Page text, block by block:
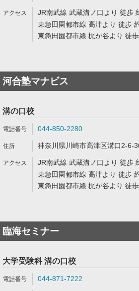
JR南武線 武蔵溝ノ口より 徒歩
東急田園都市線 高津より 徒歩
東急田園都市線 梶が谷より 徒
河合塾マナビス
溝の口校
044-850-2280
神奈川県川崎市高津区溝口2-6-
JR南武線 武蔵溝ノ口より 徒歩
東急田園都市線 高津より 徒歩
東急田園都市線 梶が谷より 徒
臨海セミナー
大学受験科 溝の口校
044-871-7222